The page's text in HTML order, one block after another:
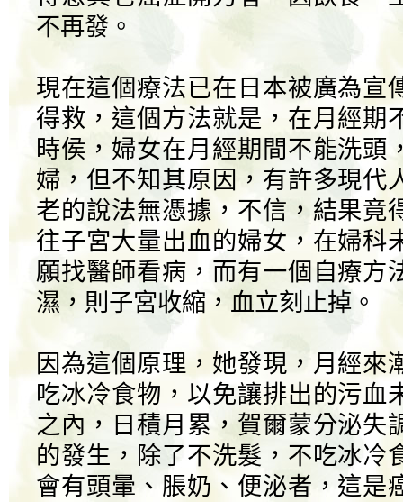
不再發。
現在這個療法已在日本被廣為宣
得救，這個方法就是，在月經期
時侯，婦女在月經期間不能洗頭
婦，但不知其原因，有許多現代
老的說法無憑據，不信，結果竟
往子宮大量出血的婦女，在婦科
願找醫師看病，而有一個自療方
濕，則子宮收縮，血立刻止掉。
因為這個原理，她發現，月經來
吃冰冷食物，以免讓排出的污血
之內，日積月累，賀爾蒙分泌失
的發生，除了不洗髮，不吃冰冷
會有頭暈、脹奶、便泌者，這是